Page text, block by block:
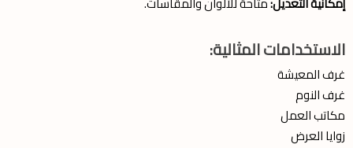
الاستخدامات المثالية:
غرف المعيشة
غرف النوم
مكاتب العمل
زوايا العرض